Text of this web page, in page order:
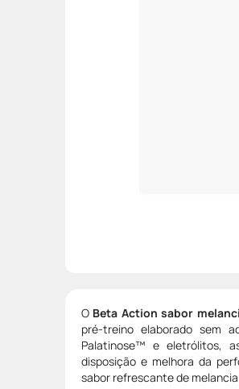
O Beta Action sabor
pré-treino elaborado sem
Palatinose™ e eletrólitos,
disposição e melhora da
sabor refrescante de